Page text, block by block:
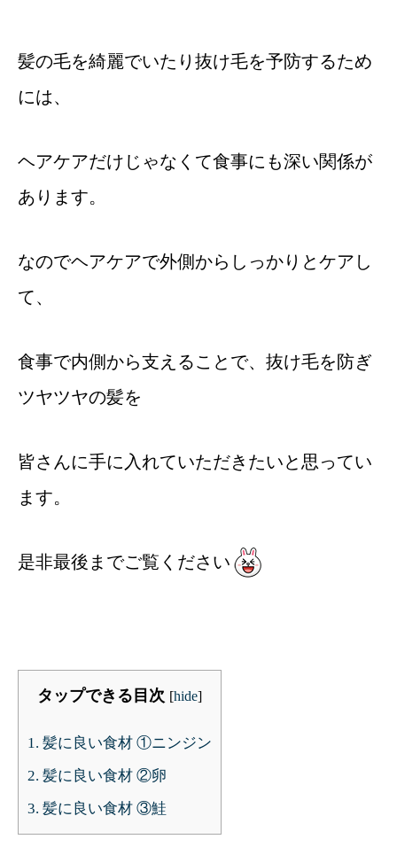
髪の毛を綺麗でいたり抜け毛を予防するため
には、
ヘアケアだけじゃなくて食事にも深い関係が
あります。
なのでヘアケアで外側からしっかりとケアし
て、
食事で内側から支えることで、抜け毛を防ぎ
ツヤツヤの髪を
皆さんに手に入れていただきたいと思ってい
ます。
是非最後までご覧ください
タップできる目次 [hide]
1. 髪に良い食材 ①ニンジン
2. 髪に良い食材 ②卵
3. 髪に良い食材 ③鮭